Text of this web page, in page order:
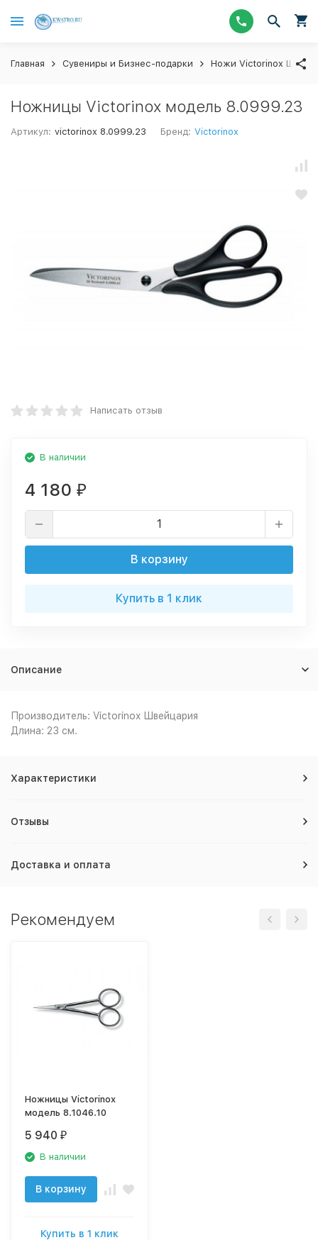
Главная Сувениры и Бизнес-подарки Ножи Victorinox
Ножницы Victorinox модель 8.0999.23
Артикул: victorinox 8.0999.23 Бренд: Victorinox
Написать отзыв
В наличии
4 180 ₽
В корзину
Купить в 1 клик
Описание
Производитель: Victorinox Швейцария
Длина: 23 см.
Характеристики
Отзывы
Доставка и оплата
Рекомендуем
Ножницы Victorinox
модель 8.1046.10
5 940 ₽
В наличии
В корзину
Купить в 1 клик